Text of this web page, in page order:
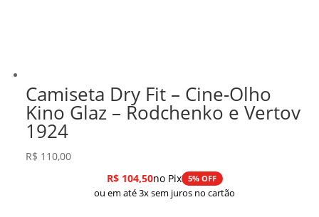
Camiseta Dry Fit – Cine-Olho
Kino Glaz – Rodchenko e Vertov
1924
R$ 110,00
R$104,50no Pix 5% OFF
ou em até 3x sem juros no cartão